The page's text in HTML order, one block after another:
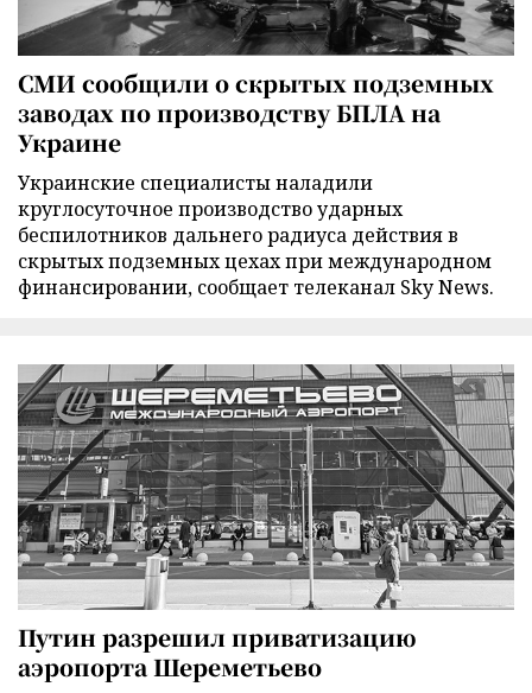
СМИ сообщили о скрытых подземных
заводах по производству БПЛА на
Украине
Украинские специалисты наладили
круглосуточное производство ударных
беспилотников дальнего радиуса действия в
скрытых подземных цехах при международном
финансировании, сообщает телеканал Sky News.
Путин разрешил приватизацию
аэропорта Шереметьево